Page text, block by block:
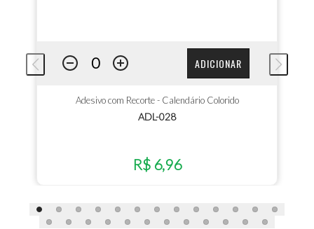
ADICIONAR
Adesivo com Recorte - Calendário Colorido
ADL-028
R$ 6,96